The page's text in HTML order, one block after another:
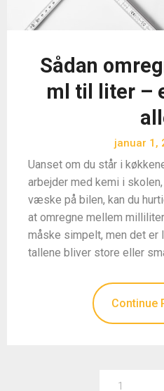
Sådan
ml til liter –
januar 1,
Uanset om du står i
arbejder med kemi i
væske på bilen, kan du
at omregne mellem
måske simpelt, men det
tallene bliver store eller
Continue
Indlægsinddeling
1